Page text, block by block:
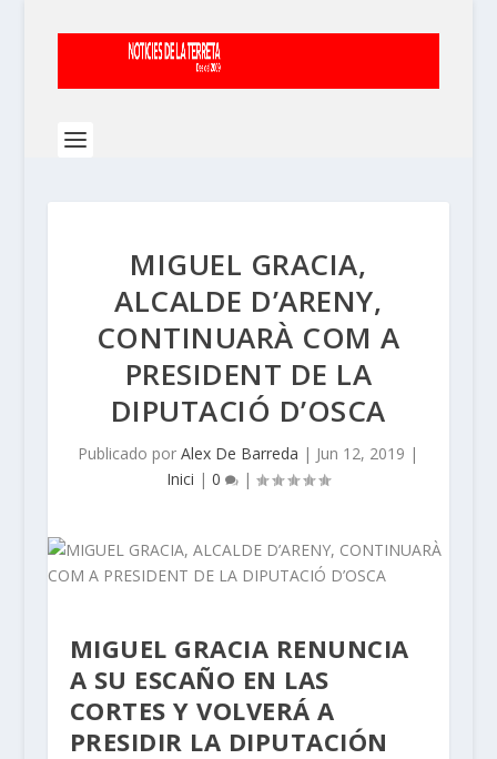
MIGUEL GRACIA,
ALCALDE D’ARENY,
CONTINUARÀ COM A
PRESIDENT DE LA
DIPUTACIÓ D’OSCA
Publicado porAlex De Barreda | Jun 12, 2019 |
Inici |0 |
MIGUEL GRACIA RENUNCIA
A SU ESCAÑO EN LAS
CORTES Y VOLVERÁ A
PRESIDIR LA DIPUTACIÓN